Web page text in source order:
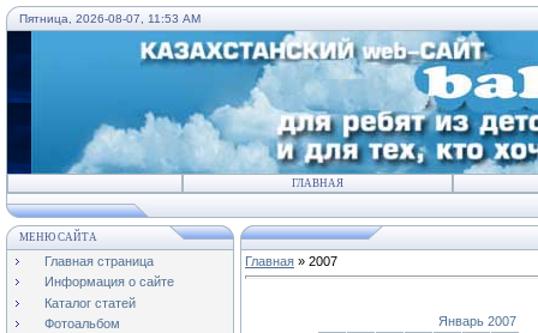
Пятница, 2026-08-07, 11:53 AM
ГЛАВНАЯ
МЕНЮ САЙТА
Главная страница
Информация о сайте
Каталог статей
Фотоальбом
Главная » 2007
Январь 2007